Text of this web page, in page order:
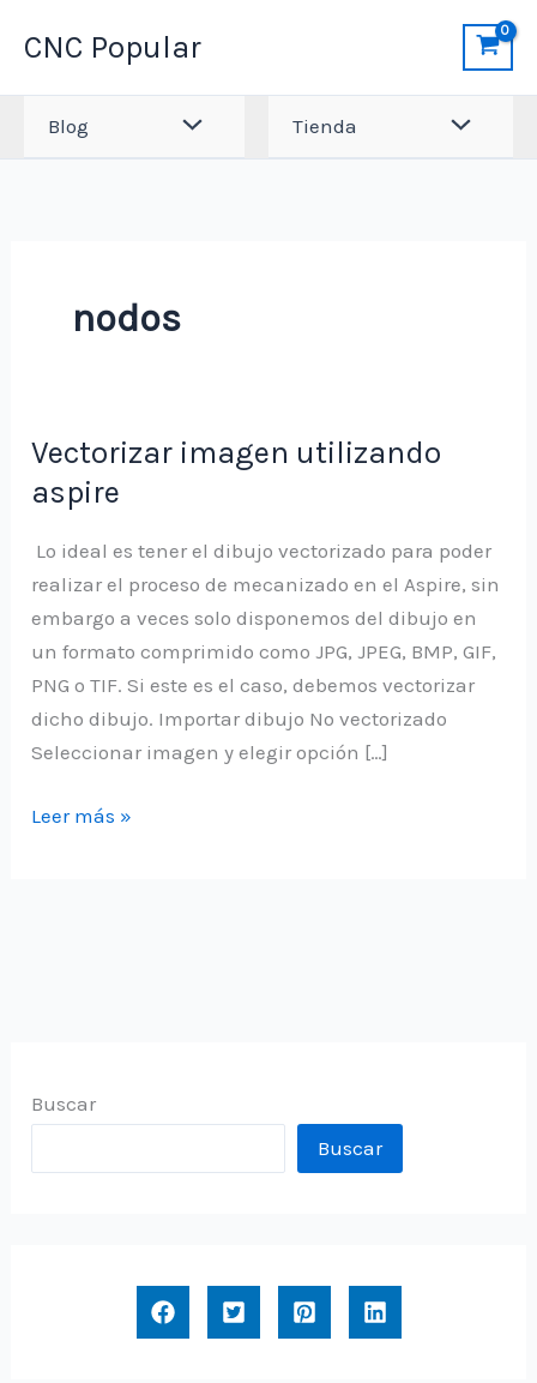
CNC Popular
Blog Tienda
nodos
Vectorizar imagen utilizando
aspire
Lo ideal es tener el dibujo vectorizado para poder
realizar el proceso de mecanizado en el Aspire, sin
embargo a veces solo disponemos del dibujo en
un formato comprimido como JPG, JPEG, BMP, GIF,
PNG o TIF. Si este es el caso, debemos vectorizar
dicho dibujo. Importar dibujo No vectorizado
Seleccionar imagen y elegir opción […]
Vectorizar
Leer más »
Buscar
Buscar